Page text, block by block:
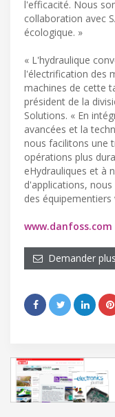
l'efficacité. Nous
collaboration avec
écologique. »
« L'hydraulique
l'électrification des
machines de cette
président de la
Solutions. « En
avancées et la
nous facilitons une
opérations plus
eHydrauliques et à
d'applications,
des équipementiers
www.danfoss.com
Demander